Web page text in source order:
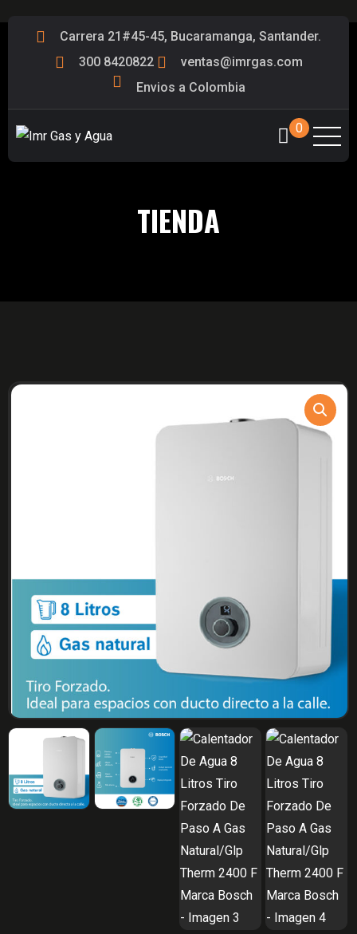
Carrera 21#45-45, Bucaramanga, Santander.
300 8420822
ventas@imrgas.com
Envios a Colombia
0
TIENDA